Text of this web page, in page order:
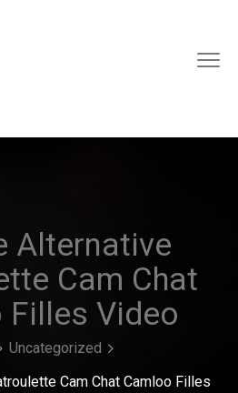
Alternative
Cam Chat
Filles Video
Uncategorized
Cam Chat Camloo Filles